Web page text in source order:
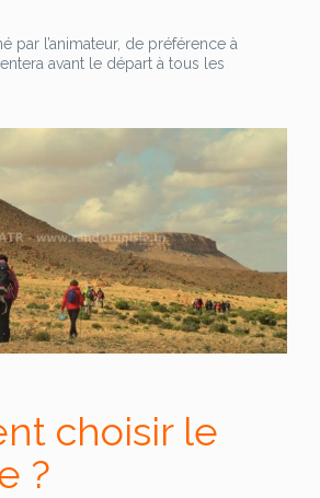
par l’animateur, de préférence à
avant le départ à tous les
choisir le
?